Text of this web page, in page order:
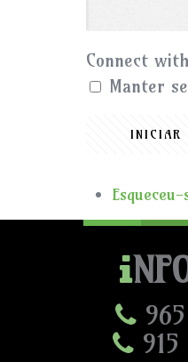
Connect
Manter
INICIAR
965
915